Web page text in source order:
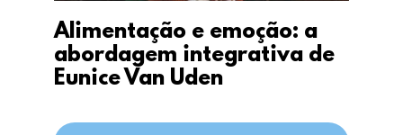
Alimentação e emoção: a
abordagem integrativa de
Eunice Van Uden